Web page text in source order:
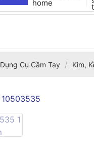
Dụng Cụ Cầm Tay / Kìm,